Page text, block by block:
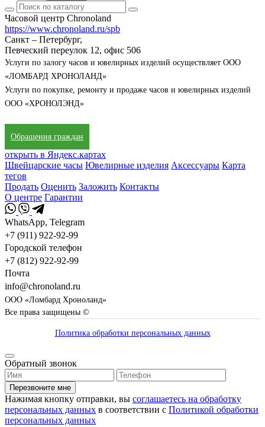
Часовой центр Chronoland
https://www.chronoland.ru/spb
Санкт – Петербург,
Певческий переулок 12, офис 506
Услуги по залогу часов и ювелирных изделий осуществляет ООО
«ЛОМБАРД ХРОНОЛАНД»
Услуги по покупке, ремонту и продаже часов и ювелирных изделий
ООО «ХРОНОЛЭНД»
Обращения граждан
открыть в Яндекс.картах
Швейцарские часы Ювелирные изделия Аксессуары Карта
тегов
Продать Оценить Заложить Контакты
О центре Гарантии
WhatsApp, Telegram
+7 (911) 922-92-99
Городской телефон
+7 (812) 922-92-99
Почта
info@chronoland.ru
ООО «Ломбард Хроноланд»
Все права защищены ©
Политика обработки персональных данных
Обратный звонок
Перезвоните мне
Нажимая кнопку отправки, вы соглашаетесь на обработку
персональных данных в соответствии с Политикой обработки
персональных данных